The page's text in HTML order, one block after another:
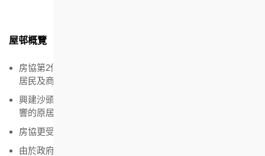
屋邨概覽
房協第2個「郊區公共房屋」。由於屋邨建於沙頭角禁區內，
居民及商戶均需持有邊境禁區通行證才可進出
興建沙頭角邨的目的是為配合安置鹽寮下及菜園角受清拆影
響的原居民
房協更受政府所委託協助興建區內警署及小學
由於政府豁免地價，故此租金亦遠較市區屋邨為低